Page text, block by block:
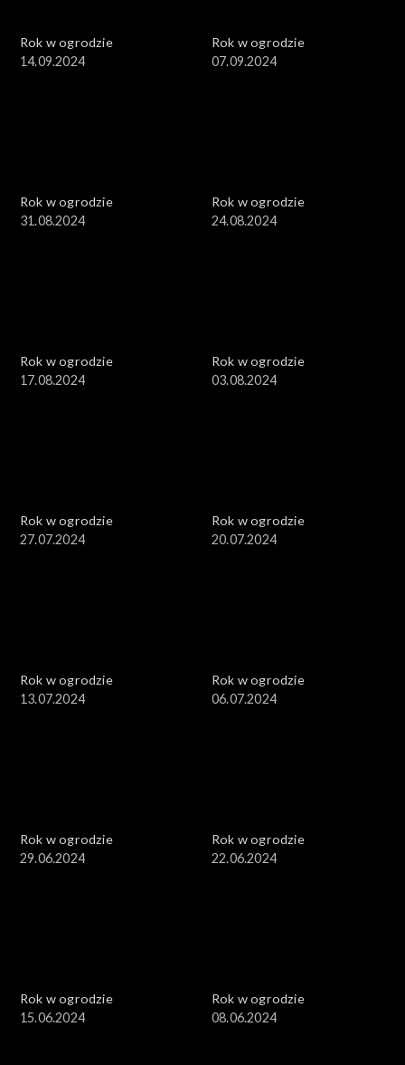
Rok w ogrodzie
14.09.2024
Rok w ogrodzie
07.09.2024
Rok w ogrodzie
31.08.2024
Rok w ogrodzie
24.08.2024
Rok w ogrodzie
17.08.2024
Rok w ogrodzie
03.08.2024
Rok w ogrodzie
27.07.2024
Rok w ogrodzie
20.07.2024
Rok w ogrodzie
13.07.2024
Rok w ogrodzie
06.07.2024
Rok w ogrodzie
29.06.2024
Rok w ogrodzie
22.06.2024
Rok w ogrodzie
15.06.2024
Rok w ogrodzie
08.06.2024